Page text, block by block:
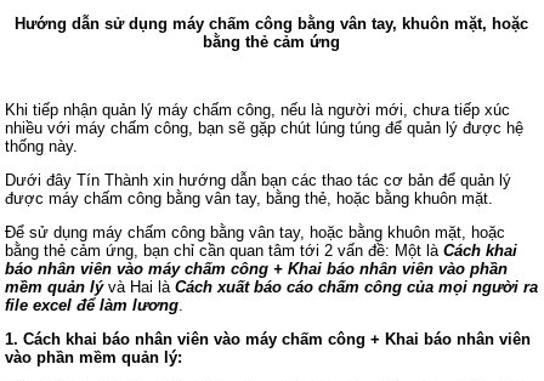
Hướng dẫn sử dụng máy chấm công bằng vân tay, khuôn mặt, hoặc
bằng thẻ cảm ứng
Khi tiếp nhận quản lý máy chấm công, nếu là người mới, chưa tiếp xúc
nhiều với máy chấm công, bạn sẽ gặp chút lúng túng để quản lý được hệ
thống này.
Dưới đây Tín Thành xin hướng dẫn bạn các thao tác cơ bản để quản lý
được máy chấm công bằng vân tay, bằng thẻ, hoặc bằng khuôn mặt.
Để sử dụng máy chấm công bằng vân tay, hoặc bằng khuôn mặt, hoặc
bằng thẻ cảm ứng, bạn chỉ cần quan tâm tới 2 vấn đề: Một làCách khai
báo nhân viên vào máy chấm công + Khai báo nhân viên vào phần
mềm quản lývà Hai làCách xuất báo cáo chấm công của mọi người ra
file excel để làm lương.
1. Cách khai báo nhân viên vào máy chấm công + Khai báo nhân viên
vào phần mềm quản lý: